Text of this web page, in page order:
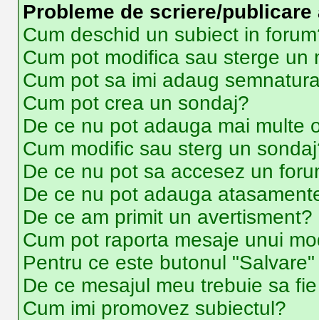
Probleme de scriere/publicare
Cum deschid un subiect in
Cum pot modifica sau sterge un
Cum pot sa imi adaug
Cum pot crea un sondaj?
De ce nu pot adauga mai multe
Cum modific sau sterg un
De ce nu pot sa accesez un
De ce nu pot adauga
De ce am primit un avertisment?
Cum pot raporta mesaje unui
Pentru ce este butonul
De ce mesajul meu trebuie sa
Cum imi promovez subiectul?